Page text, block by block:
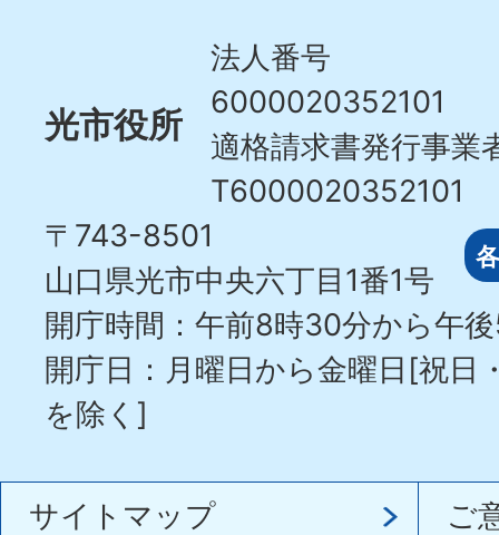
光市役所
法人番号
6000020352101
適格請求書発行事業
T6000020352101
〒743-8501
山口県光市中央六丁目1番1号
開庁時間：午前8時30分から午
開庁日：月曜日から金曜日[祝日
を除く]
サイトマップ
ご